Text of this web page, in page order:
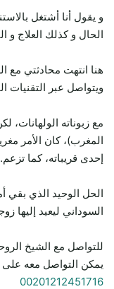
و يقول أنا أشتغل
الحال و كذلك العلاج
هنا انتهت محادثتي
ويتواصل عبر التقنيات
مع زبوناته الولهانات،
المغرب)، كان الأمر
إحدى قريباته، كما تزعم.
الحل الوحيد الذي بقي
السوداني ليعيد إليها
للتواصل مع الشيخ
يمكن التواصل معه
00201212451716